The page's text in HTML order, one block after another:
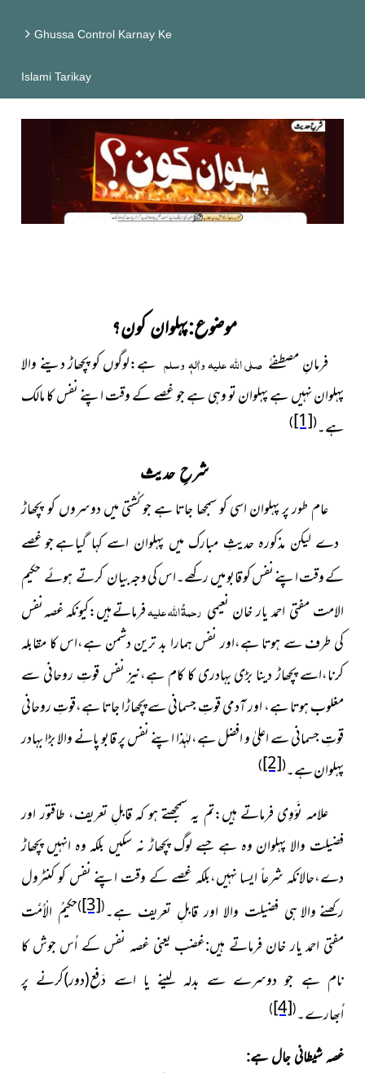
Ghussa Control Karnay Ke
Islami Tarikay
موضوع:پہلوان کون؟
فرمانِ مصطفےٰ صلی اللہ علیہ واٰلہٖ وسلم ہے:لوگوں کو پچھاڑ دینے والا
پہلوان نہیں ہے پہلوان تو وہی ہے جو غصے کے وقت اپنے نفس کا مالک
ہے۔(
[1]
)
شرحِ حدیث
عام طور پر پہلوان اسی کو سمجھا جاتا ہے جو کُشتی میں دوسروں کو پچھاڑ
دے لیکن مذکورہ حدیثِ مبارک میں پہلوان اسے کہا گیاہے جو غصے
کے وقت اپنے نفس کو قابو میں رکھے۔اس کی وجہبیان کرتے ہوئے حکیم
الامت مفتی احمد یار خان نعیمی رحمۃُ اللہ علیہفرماتے ہیں:کیونکہ غصہ نفس
کی طرف سے ہوتا ہے،اور نفس ہمارا بد ترین دشمن ہے،اس کا مقابلہ
کرنا،اسے پچھاڑ دینا بڑی بہادری کا کام ہے،نیز نفس قوتِ روحانی سے
مغلوب ہوتا ہے، اور آدمی قوتِ جسمانی سے پچھاڑا جاتا ہے،قوتِ روحانی
قوتِ جسمانی سے اعلیٰ و افضل ہے،لہٰذا اپنے نفس پر قابو پانے والا بڑا بہادر
پہلوان ہے۔(
[2]
)
علامہ نَوَوِی فرماتے ہیں:تم یہ سمجھتے ہو کہ قابلِ تعریف، طاقتور اور
فضیلت والا پہلوان وہ ہے جسے لوگ پچھاڑ نہ سکیں بلکہ وہ انہیں پچھاڑ
دے،حالانکہ شرعاً ایسا نہیں،بلکہغصے کے وقت اپنے نفس کو کنٹرول
رکھنے والا ہی فضیلت والا اور قابلِ تعریف ہے۔(
[3]
)حکیمُ الْاُمَّت
مفتی احمد یار خان فرماتے ہیں:غضب یعنی غصہ نفس کے اُس جوش کا
نام ہے جو دوسرے سے بدلہ لینے یا اسے دَفع(دور)کرنے پر
اُبھارے۔(
[4]
)
غصہ شیطانی جال ہے: